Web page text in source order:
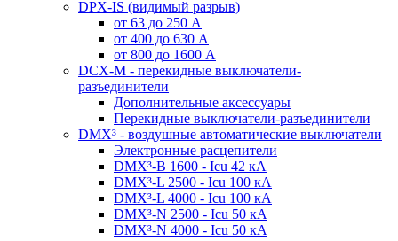
DPX-IS (видимый разрыв)
от 63 до 250 А
от 400 до 630 А
от 800 до 1600 А
DCX-M - перекидные выключатели-
разъединители
Дополнительные аксессуары
Перекидные выключатели-разъединители
DMX³ - воздушные автоматические выключатели
Электронные расцепители
DMX³-B 1600 - Icu 42 кА
DMX³-L 2500 - Icu 100 кА
DMX³-L 4000 - Icu 100 кА
DMX³-N 2500 - Icu 50 кА
DMX³-N 4000 - Icu 50 кА